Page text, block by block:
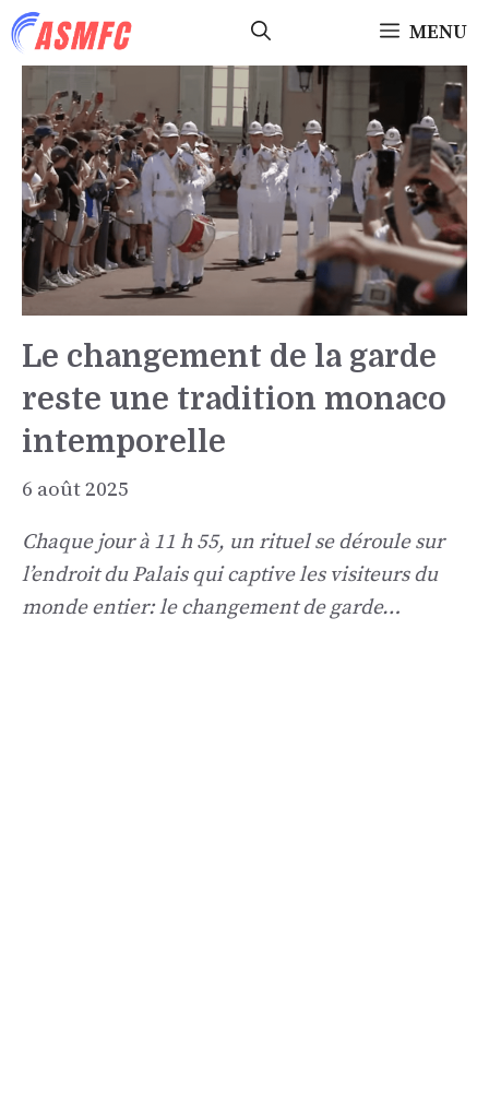
Aller
au
contenu
MENU
Le changement de la garde
reste une tradition monaco
intemporelle
6 août 2025
Chaque jour à 11 h 55, un rituel se déroule sur
l’endroit du Palais qui captive les visiteurs du
monde entier: le changement de garde…